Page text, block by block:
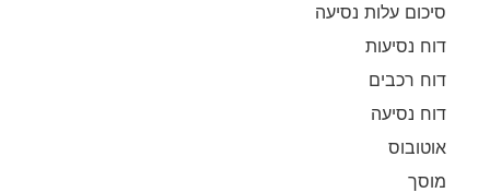
סיכום עלות נסיעה
דוח נסיעות
דוח רכבים
דוח נסיעה
אוטובוס
מוסך